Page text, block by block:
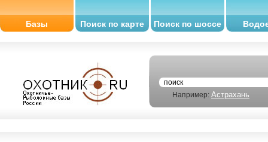
Базы Поиск по карте Поиск по шоссе
Например: Астрахань